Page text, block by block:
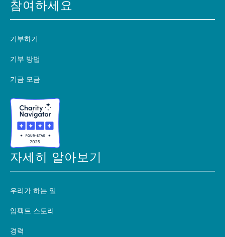
참여하세요
기부하기
기부 방법
기금 모금
자세히 알아보기
우리가 하는 일
임팩트 스토리
경력